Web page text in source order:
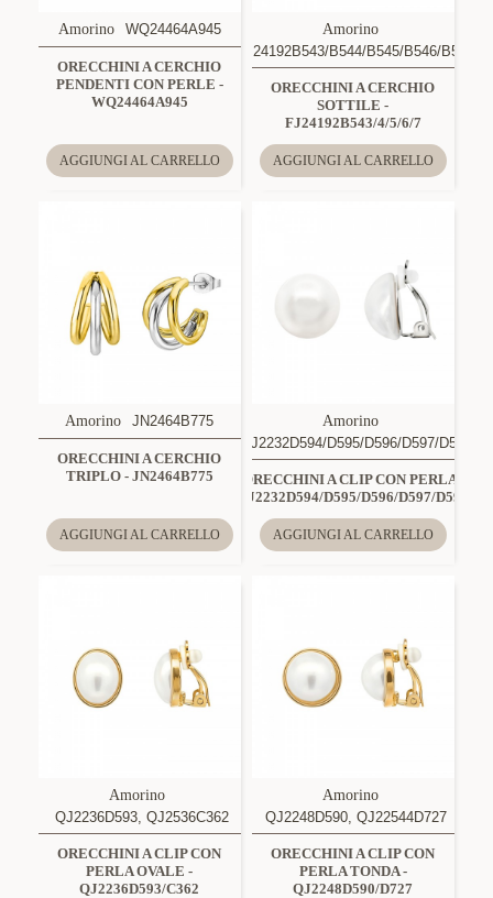
Amorino WQ24464A945
ORECCHINI A CERCHIO
PENDENTI CON PERLE -
WQ24464A945
AGGIUNGI AL CARRELLO
Amorino
FJ24192B543/B544/B545/B546/B547
ORECCHINI A CERCHIO
SOTTILE -
FJ24192B543/4/5/6/7
AGGIUNGI AL CARRELLO
Amorino JN2464B775
ORECCHINI A CERCHIO
TRIPLO - JN2464B775
AGGIUNGI AL CARRELLO
Amorino
QJ2232D594/D595/D596/D597/D598
ORECCHINI A CLIP CON PERLA -
QJ2232D594/D595/D596/D597/D598
AGGIUNGI AL CARRELLO
Amorino
QJ2236D593, QJ2536C362
ORECCHINI A CLIP CON
PERLA OVALE -
QJ2236D593/C362
Amorino
QJ2248D590, QJ22544D727
ORECCHINI A CLIP CON
PERLA TONDA -
QJ2248D590/D727